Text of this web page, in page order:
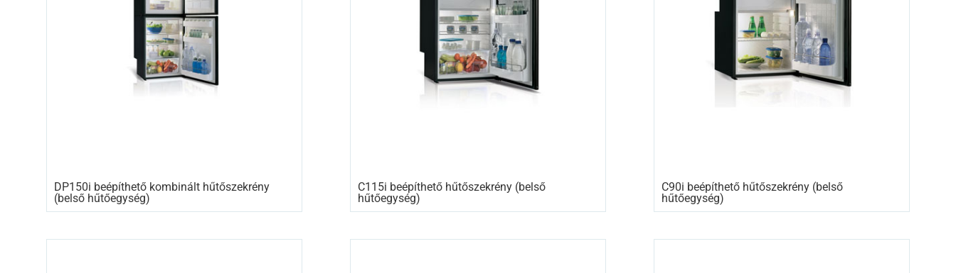
DP150i beépíthető kombinált hűtőszekrény
(belső hűtőegység)
C115i beépíthető hűtőszekrény (belső
hűtőegység)
C90i beépíthető hűtőszekrény (belső
hűtőegység)